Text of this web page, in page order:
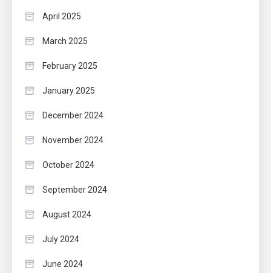
April 2025
March 2025
February 2025
January 2025
December 2024
November 2024
October 2024
September 2024
August 2024
July 2024
June 2024